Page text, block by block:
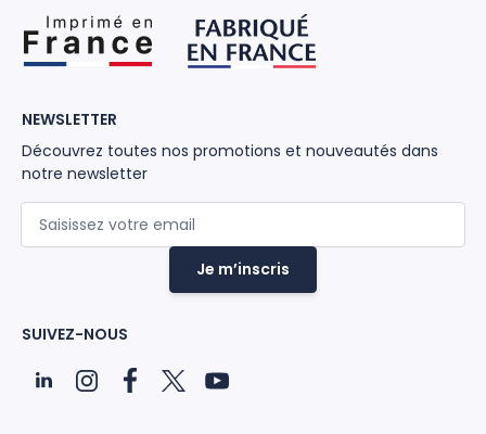
NEWSLETTER
Découvrez toutes nos promotions et nouveautés dans
notre newsletter
Je m’inscris
SUIVEZ-NOUS